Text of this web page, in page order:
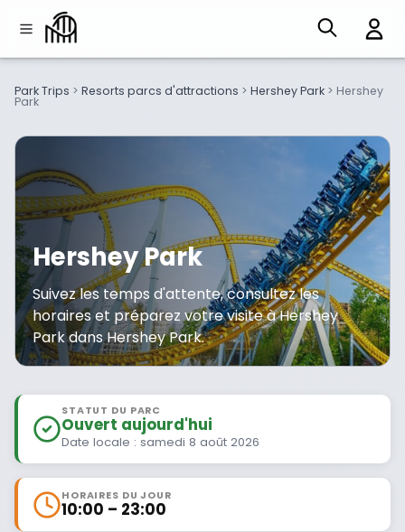
Park Trips > Resorts parcs d'attractions > Hershey Park > Hershey
Park
Hershey Park
Suivez les temps d'attente, consultez les
horaires et préparez votre visite à Hershey
Park dans Hershey Park.
STATUT DU PARC
Ouvert aujourd'hui
Date locale : samedi 8 août 2026
HORAIRES DU JOUR
10:00 – 23:00